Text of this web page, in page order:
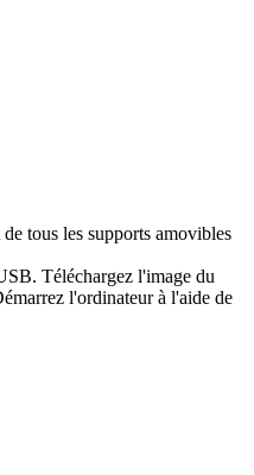
tous les supports amovibles
Téléchargez l'image du
l'ordinateur à l'aide de